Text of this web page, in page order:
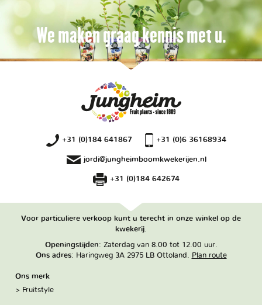
We maken graag kennis met u.
+31 (0)184 641867 +31 (0)6 36168934
jordi@jungheimboomkwekerijen.nl
+31 (0)184 642674
Voor particuliere verkoop kunt u terecht in onze winkel op de
kwekerij.
Openingstijden: Zaterdag van 8.00 tot 12.00 uur.
Ons adres: Haringweg 3A 2975 LB Ottoland. Plan route
Ons merk
Fruitstyle